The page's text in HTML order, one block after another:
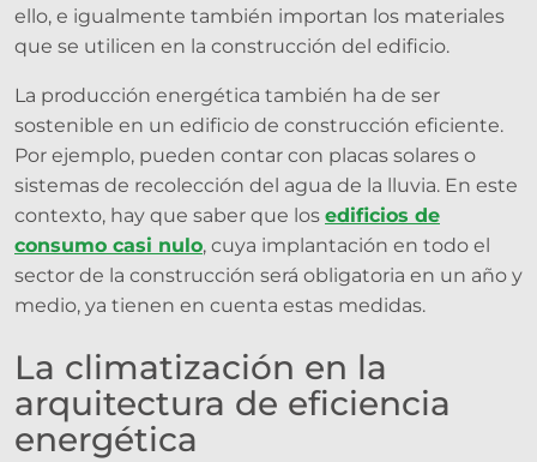
ello, e igualmente también importan los materiales
que se utilicen en la construcción del edificio.
La producción energética también ha de ser
sostenible en un edificio de construcción eficiente.
Por ejemplo, pueden contar con placas solares o
sistemas de recolección del agua de la lluvia. En este
contexto, hay que saber que los edificios de
consumo casi nulo, cuya implantación en todo el
sector de la construcción será obligatoria en un año y
medio, ya tienen en cuenta estas medidas.
La climatización en la
arquitectura de eficiencia
energética